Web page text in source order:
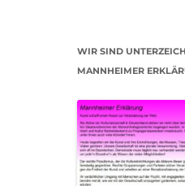
WIR SIND
MANNHEIMER